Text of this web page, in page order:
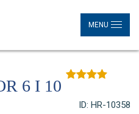
MENU
6 I 10
ID: HR-10358